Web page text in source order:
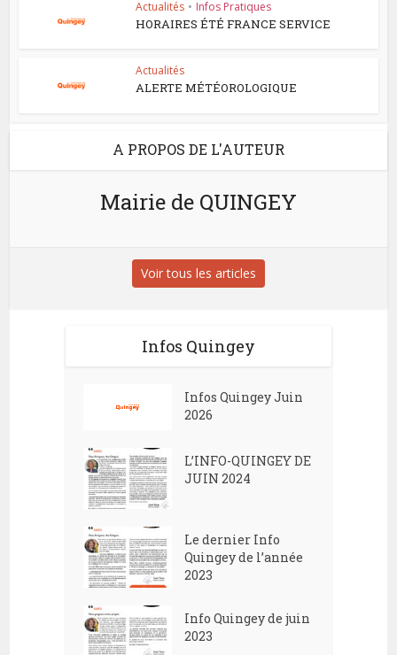
Actualités • Infos Pratiques
HORAIRES ÉTÉ FRANCE SERVICE
Actualités
ALERTE MÉTÉOROLOGIQUE
A PROPOS DE L'AUTEUR
Mairie de QUINGEY
Voir tous les articles
Infos Quingey
Infos Quingey Juin
2026
L’INFO-QUINGEY DE
JUIN 2024
Le dernier Info
Quingey de l’année
2023
Info Quingey de juin
2023